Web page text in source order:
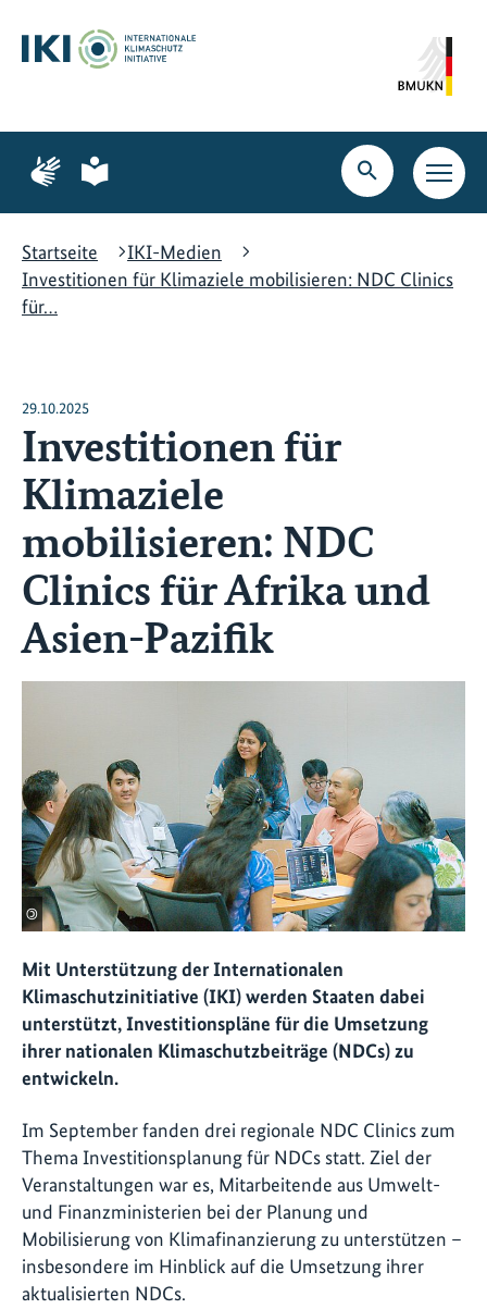
Hauptinhalt
springen
Suche
springen
Hauptnavigation
springen
Zur
Seite
Gebärdensprache
Zur
Seite
leichte
Suche
öffnen
Startseite
IKI-Medien
Investitionen für Klimaziele mobilisieren: NDC Clinics
für…
29.10.2025
Investitionen für
Klimaziele
mobilisieren: NDC
Clinics für Afrika und
Asien-Pazifik
©
Mit Unterstützung der Internationalen
Klimaschutzinitiative (IKI) werden Staaten dabei
unterstützt, Investitionspläne für die Umsetzung
ihrer nationalen Klimaschutzbeiträge (NDCs) zu
entwickeln.
Im September fanden drei regionale NDC Clinics zum
Thema Investitionsplanung für NDCs statt. Ziel der
Veranstaltungen war es, Mitarbeitende aus Umwelt-
und Finanzministerien bei der Planung und
Mobilisierung von Klimafinanzierung zu unterstützen –
insbesondere im Hinblick auf die Umsetzung ihrer
aktualisierten NDCs.